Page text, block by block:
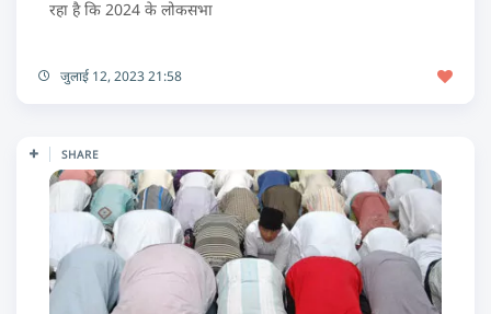
रहा है कि 2024 के लोकसभा
जुलाई 12, 2023 21:58
SHARE